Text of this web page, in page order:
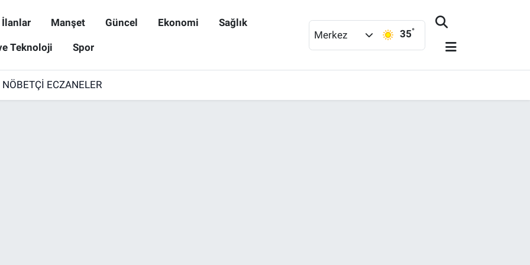
İlanlar Manşet Güncel Ekonomi Sağlık
Teknoloji Spor
Merkez 35°
ECZANELER